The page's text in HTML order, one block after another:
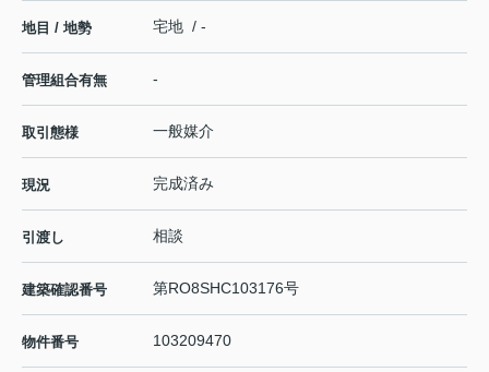
地目 / 地勢 宅地 / -
管理組合有無 -
取引態様 一般媒介
現況 完成済み
引渡し 相談
建築確認番号 第RO8SHC103176号
物件番号 103209470